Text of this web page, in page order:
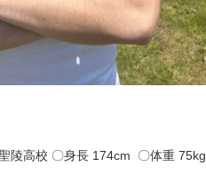
陵高校 〇身長 174cm 〇体重 75kg